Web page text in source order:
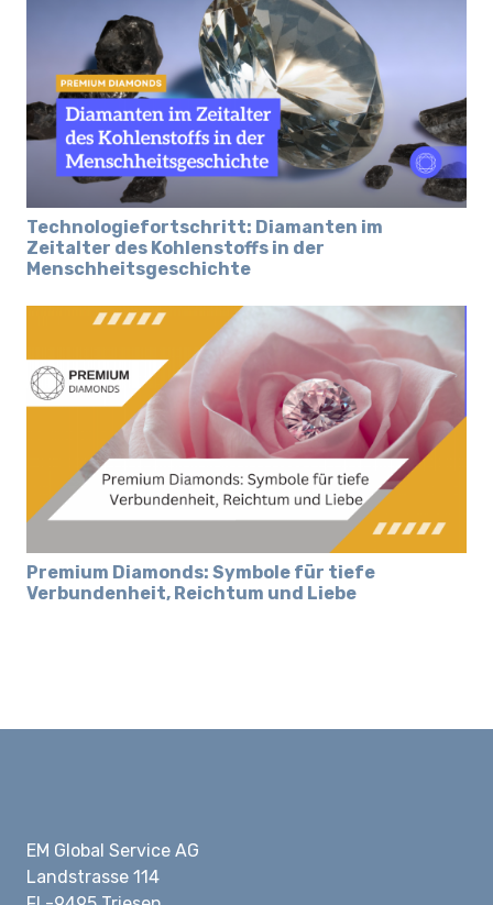
Technologiefortschritt: Diamanten im
Zeitalter des Kohlenstoffs in der
Menschheitsgeschichte
Premium Diamonds: Symbole für tiefe
Verbundenheit, Reichtum und Liebe
EM Global Service AG
Landstrasse 114